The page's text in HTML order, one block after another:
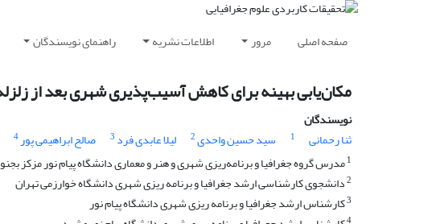
صفحه اصلی مرور اطلاعات نشریه راهنمای نویسندگان
مکان‌یابی بهینه برای کاهش آسیب‌پذیری شهری بعد از
نویسندگان
ثنا رحمانی
1 سید حسین واحدی2 لیلا عابدی فرد 3 صالح ابراهیمی پور4
1مدرس گروه جغرافیا و برنامه‌ریزی شهری و هنر و معماری دانشگاه پیام نور مزکز
2دانشجوی کارشناسی ارشد جغرافیا و برنامه ریزی شهری دانشگاه خوارزمی تهران
3کارشناس ارشد جغرافیا و برنامه ریزی شهری دانشگاه پیام نور